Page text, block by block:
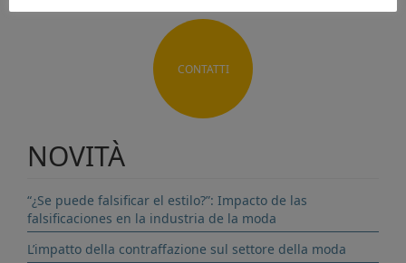
CONTATTI
NOVITÀ
“¿Se puede falsificar el estilo?”: Impacto de las
falsificaciones en la industria de la moda
L’impatto della contraffazione sul settore della moda